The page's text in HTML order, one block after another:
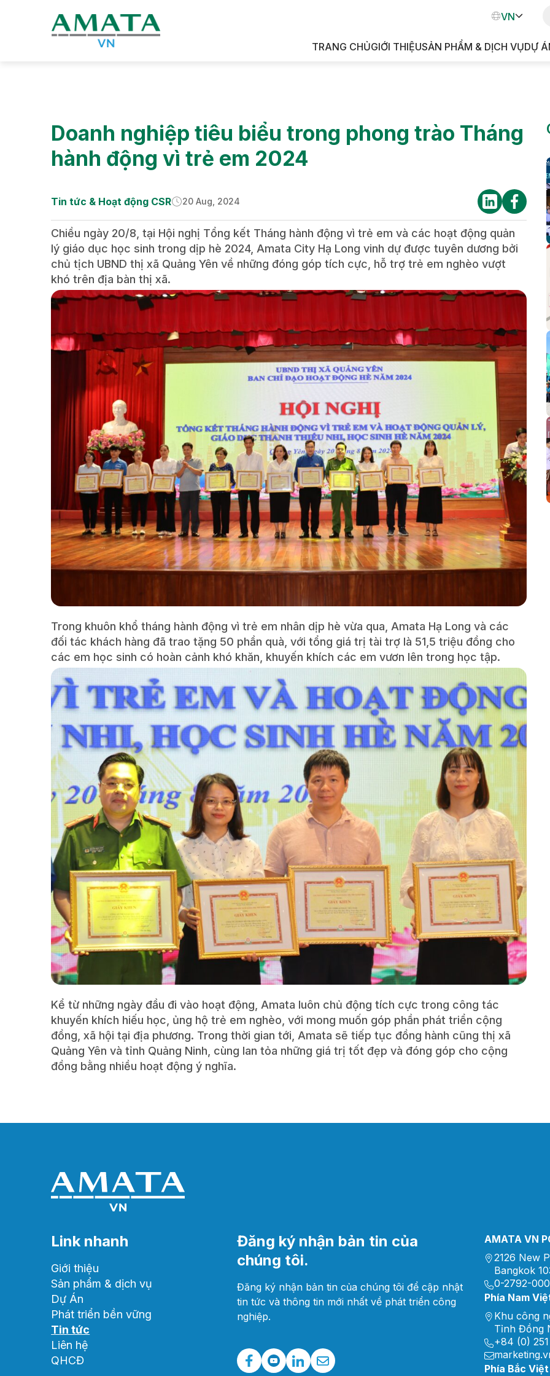
VN
TRANG CHỦGIỚI THIỆUSẢN PHẨM & DỊCH VỤDỰ
Tin tức
Doanh nghiệp tiêu biểu trong phong trào Tháng
hành động vì trẻ em 2024
Tin tức & Hoạt động CSR 20 Aug, 2024
Chiều ngày 20/8, tại Hội nghị Tổng kết Tháng hành động vì trẻ em và các hoạt động quản
lý giáo dục học sinh trong dịp hè 2024, Amata City Hạ Long vinh dự được tuyên dương bởi
chủ tịch UBND thị xã Quảng Yên về những đóng góp tích cực, hỗ trợ trẻ em nghèo vượt
khó trên địa bàn thị xã.
Trong khuôn khổ tháng hành động vì trẻ em nhân dịp hè vừa qua, Amata Hạ Long và các
đối tác khách hàng đã trao tặng 50 phần quà, với tổng giá trị tài trợ là 51,5 triệu đồng cho
các em học sinh có hoàn cảnh khó khăn, khuyến khích các em vươn lên trong học tập.
Kể từ những ngày đầu đi vào hoạt động, Amata luôn chủ động tích cực trong công tác
khuyến khích hiếu học, ủng hộ trẻ em nghèo, với mong muốn góp phần phát triển cộng
đồng, xã hội tại địa phương. Trong thời gian tới, Amata sẽ tiếp tục đồng hành cũng thị xã
Quảng Yên và tỉnh Quảng Ninh, cùng lan tỏa những giá trị tốt đẹp và đóng góp cho cộng
đồng bằng nhiều hoạt động ý nghĩa.
Link nhanh
Giới thiệu
Sản phẩm & dịch vụ
Dự Án
Phát triển bền vững
Tin tức
Liên hệ
QHCĐ
Đăng ký nhận bản tin của
chúng tôi.
Đăng ký nhận bản tin của chúng tôi để cập nhật
tin tức và thông tin mới nhất về phát triển công
nghiệp.
AMATA VN
2126 New
Bangkok
0-2792-
Phía Nam
Khu công
Tỉnh Đồng
+84 (0)
Phía Bắc